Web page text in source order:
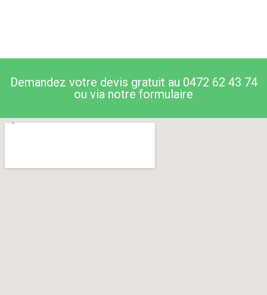
Demandez votre devis gratuit au 0472 62 43 74
ou via notre formulaire